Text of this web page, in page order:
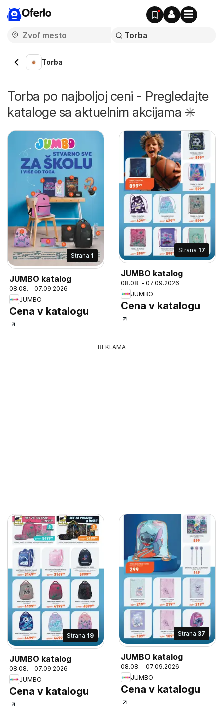
Oferlo
Torba
Torba po najboljoj ceni - Pregledajte
kataloge sa aktuelnim akcijama ✳️
Strana 1
JUMBO katalog
08.08. - 07.09.2026
JUMBO
Cena v katalogu
Strana 17
JUMBO katalog
08.08. - 07.09.2026
JUMBO
Cena v katalogu
REKLAMA
Strana 19
JUMBO katalog
08.08. - 07.09.2026
JUMBO
Cena v katalogu
Strana 37
JUMBO katalog
08.08. - 07.09.2026
JUMBO
Cena v katalogu